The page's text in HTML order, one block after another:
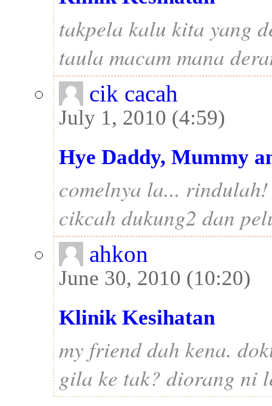
takpela kalu kita yang
taula macam mana
cik cacah
July 1, 2010 (4:59)
Hye Daddy, Mummy
comelnya la...
cikcah dukung2 dan
ahkon
June 30, 2010 (10:20)
Klinik Kesihatan
my friend dah kena.
gila ke tak? diorang ni